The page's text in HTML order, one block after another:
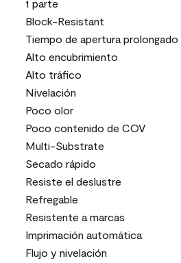
1 parte
Block-Resistant
Tiempo de apertura prolongado
Alto encubrimiento
Alto tráfico
Nivelación
Poco olor
Poco contenido de COV
Multi-Substrate
Secado rápido
Resiste el deslustre
Refregable
Resistente a marcas
Imprimación automática
Flujo y nivelación